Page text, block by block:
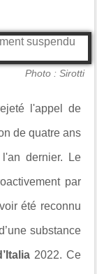
Photo : Sirotti
l'appel de
de quatre ans
dernier. Le
par
été reconnu
substance
2022. Ce